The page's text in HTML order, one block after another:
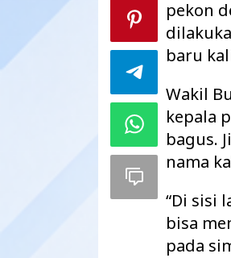
pekon
baru
Wakil
kepala
bagus.
nama
“Di sisi
bisa
pada